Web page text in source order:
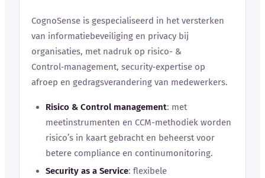
CognoSense is gespecialiseerd in het versterken
van informatiebeveiliging en privacy bij
organisaties, met nadruk op risico- &
Control‑management, security‑expertise op
afroep en gedragsverandering van medewerkers.
Risico & Control management: met
meetinstrumenten en CCM-methodiek worden
risico’s in kaart gebracht en beheerst voor
betere compliance en continu­monitoring.
Security as a Service: flexibele